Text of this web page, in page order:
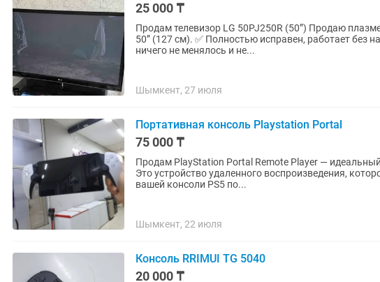
25 000 ₸
Продам телевизор LG 50PJ250R (50”) Продаю плазменный телевизор LG 50PJ250R, диагональ
50” (127 см). ✅ Полностью исправен, работает без нареканий. ✅ В ремонте никогда не был,
ничего не менялось и не...
Шымкент, 27 июля
Портативная консоль Playstation Portal
75 000 ₸
Продам PlayStation Portal Remote Player —
Это устройство удаленного воспроизведения,
вашей консоли PS5 по...
Шымкент, 22 июля
Консоль RRIMUI TG 5040
20 000 ₸